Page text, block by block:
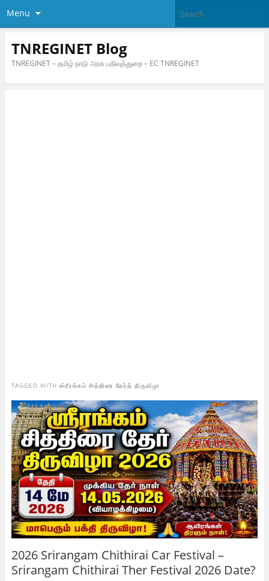
Menu
TNREGINET Blog
TNREGINET – தமிழ் நாடு அரசு பதிவுத்துறை – EC TNREGINET
TAGGED WITH ஸ்ரீரங்கம் சித்திரை தேர்த் திருவிழா
2026 Srirangam Chithirai Car Festival –
Srirangam Chithirai Ther Festival 2026 Date?